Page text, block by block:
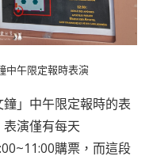
中午限定報時表演
」中午限定報時的表
演僅有每天
購票，而這段